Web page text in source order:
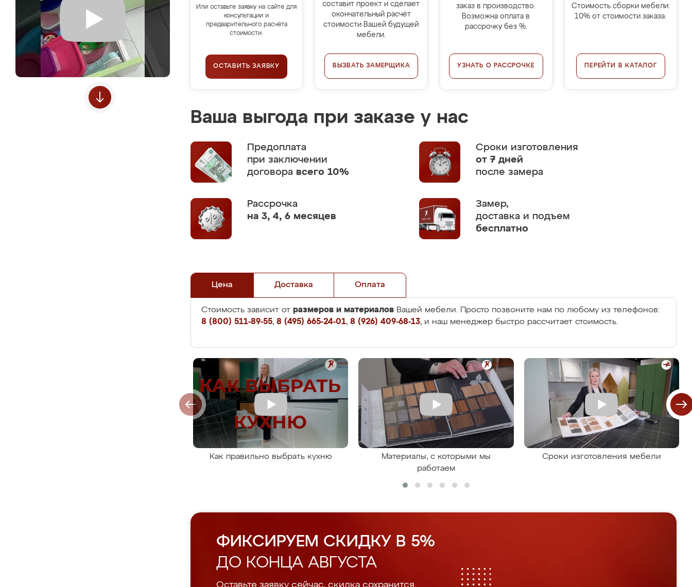
Или оставьте заявку на сайте для
консультации и
предварительного расчёта
стоимости.
ОСТАВИТЬ ЗАЯВКУ
составит проект и сделает
окончательный расчёт
стоимости Вашей будущей
мебели.
ВЫЗВАТЬ ЗАМЕРЩИКА
заказ в производство.
Возможна оплата в
рассрочку без %.
УЗНАТЬ О РАССРОЧКЕ
Стоимость сборки мебели:
10% от стоимости заказа.
ПЕРЕЙТИ В КАТАЛОГ
Ваша выгода при заказе у нас
Предоплата
при заключении
договора всего 10%
Сроки изготовления
от 7 дней
после замера
Рассрочка
на 3, 4, 6 месяцев
Замер,
доставка и подъем
бесплатно
Цена Доставка Оплата
Стоимость зависит от размеров и материалов Вашей мебели. Просто позвоните нам по любому из телефонов:
8 (800) 511-89-55, 8 (495) 665-24-01, 8 (926) 409-68-13, и наш менеджер быстро рассчитает стоимость.
Как правильно выбрать кухню
Материалы, с которыми мы
работаем
Сроки изготовления мебели
ФИКСИРУЕМ СКИДКУ В 5%
ДО КОНЦА АВГУСТА
Оставьте заявку сейчас, скидка сохранится.